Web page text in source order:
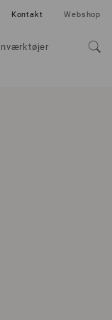
Kontakt Webshop